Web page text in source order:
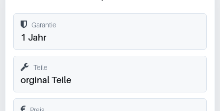
Garantie
1 Jahr
Teile
orginal Teile